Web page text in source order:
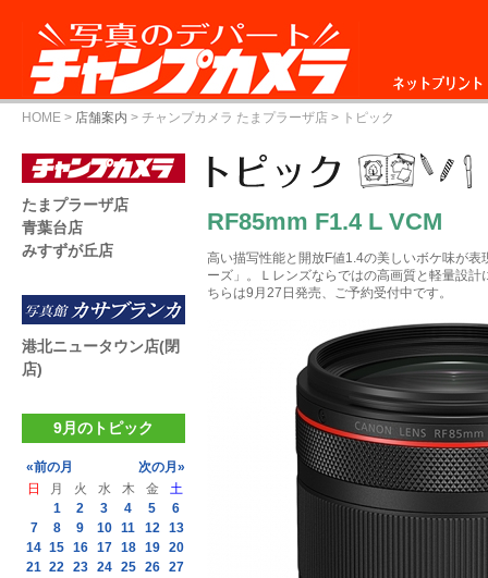
ネットプリント
HOME > 店舗案内 > チャンプカメラ たまプラーザ店 > トピック
RF85mm F1.4 L VCM
高い描写性能と開放F値1.4の美しいボケ味が
ーズ」。Ｌレンズならではの高画質と軽量設
ちらは9月27日発売、ご予約受付中です。
たまプラーザ店
青葉台店
みすずが丘店
港北ニュータウン店(閉
店)
9月のトピック
«前の月
次の月»
日
月 火 水 木 金
土
1
2 3 4 5
6
7
8 9 10 11 12 13
14 15 16 17 18 19 20
21 22 23 24 25 26 27